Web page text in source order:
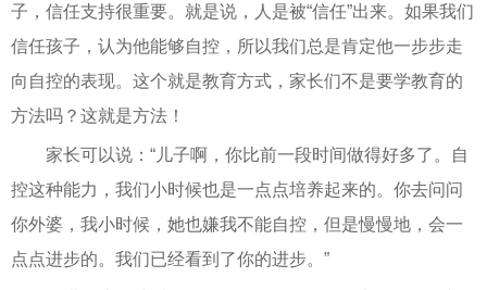
子，信任支持很重要。就是说，人是被“信任”出来。如果我们
信任孩子，认为他能够自控，所以我们总是肯定他一步步走
向自控的表现。这个就是教育方式，家长们不是要学教育的
方法吗？这就是方法！
家长可以说：“儿子啊，你比前一段时间做得好多了。自
控这种能力，我们小时候也是一点点培养起来的。你去问问
你外婆，我小时候，她也嫌我不能自控，但是慢慢地，会一
点点进步的。我们已经看到了你的进步。”